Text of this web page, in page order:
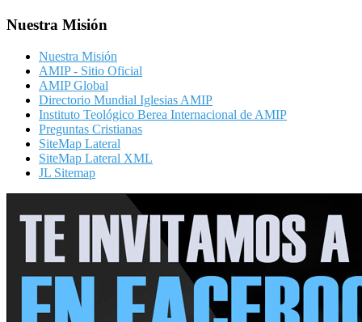
Nuestra Misión
Nuestra Misión
AMIP - Sitio Oficial
AMIP Global
Directorio Mundial Iglesias AMIP
Instituto Teológico Berea Internacional de AMIP
Preguntas Cristianas
SiteMap Lateral
SiteMap Lateral XML
JL Sitemap